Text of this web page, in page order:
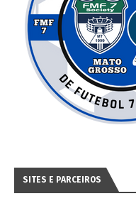
SITES E PARCEIROS